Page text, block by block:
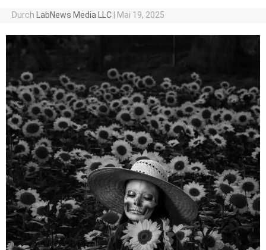
Durch LabNews Media LLC Mai 19, 2025